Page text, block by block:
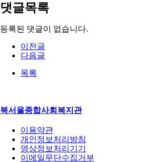
댓글목록
등록된 댓글이 없습니다.
이전글
다음글
목록
북서울종합사회복지관
이용약관
개인정보처리방침
영상정보처리기기
이메일무단수집거부